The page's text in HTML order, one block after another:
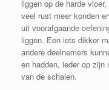
liggen op de harde
veel rust meer konden
uit voorafgaande
liggen. Een iets dikker
andere deelnemers
en hadden, ieder op zijn
van de schalen.